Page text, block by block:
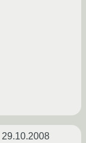
29.10.2008